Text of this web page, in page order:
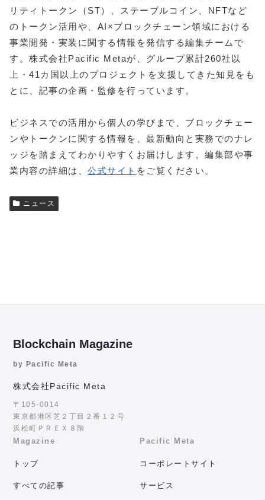
リティトークン（ST）、ステーブルコイン、NFTなど
のトークン活用や、AI×ブロックチェーン領域における
事業開発・実装に関する情報を発信する編集チームで
す。株式会社Pacific Metaが、グループ累計260社以
上・41カ国以上のプロジェクトを支援してきた知見をも
とに、記事の企画・監修を行っています。
ビジネスでの活用から個人の学びまで、ブロックチェー
ンやトークンに関する情報を、最新動向と実務でのナレ
ッジを踏まえてわかりやすくお届けします。編集部や事
業内容の詳細は、 公式サイト をご覧ください。
ニュース
Blockchain Magazine
by Pacific Meta
株式会社Pacific Meta
〒105-0014
東京都港区芝２丁目２番１２号
浜松町ＰＲＥＸ８階
Magazine
トップ
すべての記事
Pacific Meta
コーポレートサイト
サービス